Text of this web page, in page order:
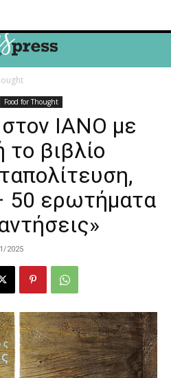
Food for Thought
ΙΑΝΟ με
βιβλίο
50 ερωτήματα
2025